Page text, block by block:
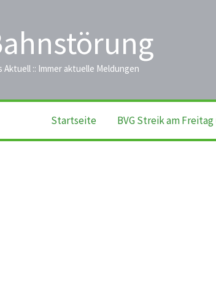
Aktuell :: Immer aktuelle Meldungen
Startseite BVG Streik am